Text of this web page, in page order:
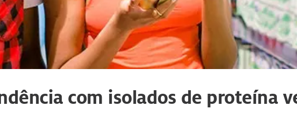
com isolados de proteína